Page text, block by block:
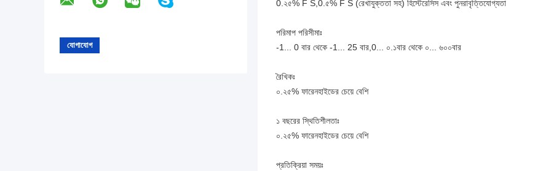
0.২৫% F S,0.৫% F S (রেখাযুক্ততা সহ) হিস্টেরেসিস এবং পুনরাবৃত্তিযোগ্যতা
পরিমাপ পরিসীমাঃ
-1... 0 বার থেকে -1... 25 বার,0... ০.১বার থেকে ০... ৬০০বার
রৈখিকঃ
০.২৫% ফারেনহাইডের চেয়ে বেশি
১ বছরের স্থিতিশীলতাঃ
০.২৫% ফারেনহাইডের চেয়ে বেশি
প্রতিক্রিয়া সময়ঃ